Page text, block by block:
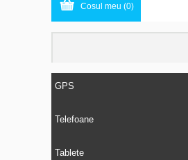
Cosul meu (0)
GPS
Telefoane
Tablete